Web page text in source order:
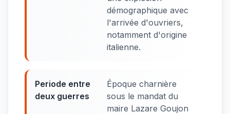
démographique avec
l'arrivée d'ouvriers,
notamment d'origine
italienne.
Periode entre
deux guerres
Époque charnière
sous le mandat du
maire Lazare Goujon